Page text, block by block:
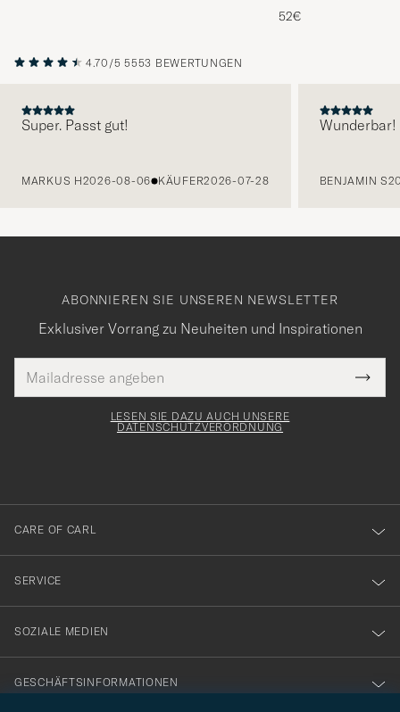
Melange
52€
4.70/5 5553 BEWERTUNGEN
Super. Passt gut!
MARKUS H2026-08-06 KÄUFER2026-07-28
Wunderbar!
BENJAMIN S
ABONNIEREN SIE UNSEREN NEWSLETTER
Exklusiver Vorrang zu Neuheiten und Inspirationen
Mail
Adresse
Tack
för
dig
till
vårt
nyhetsbrev!
LESEN SIE DAZU AUCH UNSERE
DATENSCHUTZVERORDNUNG
CARE OF CARL
SERVICE
SOZIALE MEDIEN
GESCHÄFTSINFORMATIONEN